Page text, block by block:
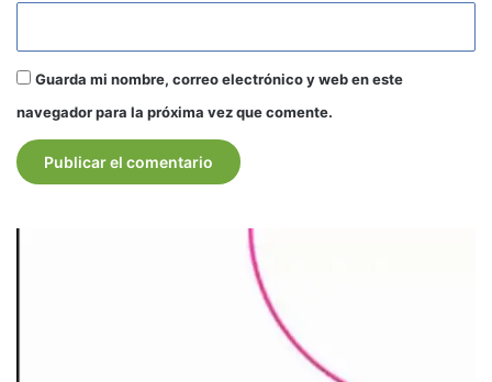
Guarda mi nombre, correo electrónico y web en este
navegador para la próxima vez que comente.